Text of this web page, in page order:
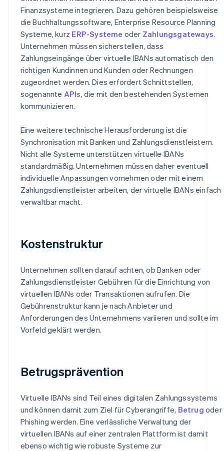
Finanzsysteme integrieren. Dazu gehören beispielsweise
die Buchhaltungssoftware, Enterprise Resource Planning
Systeme, kurz ERP-Systeme oder Zahlungsgateways.
Unternehmen müssen sicherstellen, dass
Zahlungseingänge über virtuelle IBANs automatisch den
richtigen Kundinnen und Kunden oder Rechnungen
zugeordnet werden. Dies erfordert Schnittstellen,
sogenannte APIs, die mit den bestehenden Systemen
kommunizieren.
Eine weitere technische Herausforderung ist die
Synchronisation mit Banken und Zahlungsdienstleistern.
Nicht alle Systeme unterstützen virtuelle IBANs
standardmäßig. Unternehmen müssen daher eventuell
individuelle Anpassungen vornehmen oder mit einem
Zahlungsdienstleister arbeiten, der virtuelle IBANs einfach
verwaltbar macht.
Kostenstruktur
Unternehmen sollten darauf achten, ob Banken oder
Zahlungsdienstleister Gebühren für die Einrichtung von
virtuellen IBANs oder Transaktionen aufrufen. Die
Gebührenstruktur kann je nach Anbieter und
Anforderungen des Unternehmens variieren und sollte im
Vorfeld geklärt werden.
Betrugsprävention
Virtuelle IBANs sind Teil eines digitalen Zahlungssystems
und können damit zum Ziel für Cyberangriffe, Betrug oder
Phishing werden. Eine verlässliche Verwaltung der
virtuellen IBANs auf einer zentralen Plattform ist damit
ebenso wichtig wie robuste Systeme zur